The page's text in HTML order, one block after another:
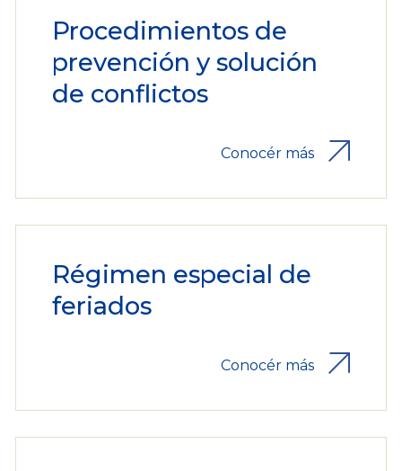
Procedimientos de
prevención y solución
de conflictos
Conocér más
Régimen especial de
feriados
Conocér más